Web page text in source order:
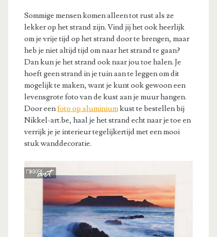
Sommige mensen komen alleen tot rust als ze
lekker op het strand zijn. Vind jij het ook heerlijk
om je vrije tijd op het strand door te brengen, maar
heb je niet altijd tijd om naar het strand te gaan?
Dan kun je het strand ook naar jou toe halen. Je
hoeft geen strand in je tuin aan te leggen om dit
mogelijk te maken, want je kunt ook gewoon een
levensgrote foto van de kust aan je muur hangen.
Door eenfoto op aluminiumkust te bestellen bij
Nikkel-art.be, haal je het strand echt naar je toe en
verrijk je je interieur tegelijkertijd met een mooi
stuk wanddecoratie.